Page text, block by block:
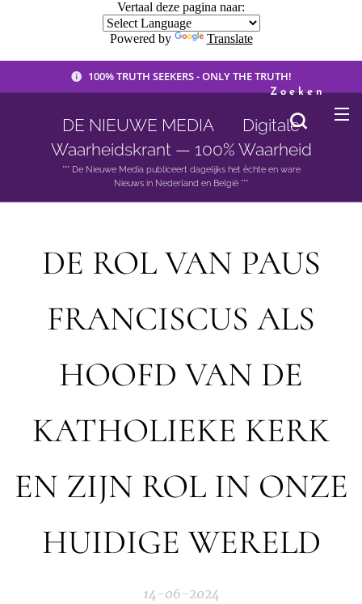
Vertaal deze pagina naar:
Powered by Translate
100% TRUTH SEEKERS - ONLY THE TRUTH!
DE NIEUWE MEDIA 🟣 Digitale
Waarheidskrant — 100% Waarheid
*** De Nieuwe Media publiceert dagelijks het èchte en ware
Nieuws in Nederland en België ***
Zoeken
DE ROL VAN PAUS
FRANCISCUS ALS
HOOFD VAN DE
KATHOLIEKE KERK
EN ZIJN ROL IN ONZE
HUIDIGE WERELD
14-06-2024